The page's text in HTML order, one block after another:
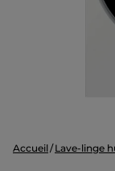
Accueil Lave-linge